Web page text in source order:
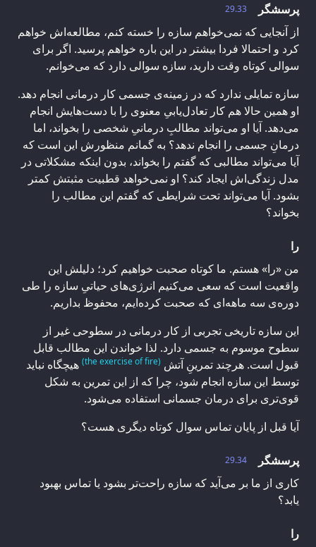
29.33
پرسشگر
از آنجایی که نمی‌خواهم سازه را خسته کنم، مطالعه‌اش خواهم
کرد و احتمالا فردا بیشتر در این باره خواهم پرسید. اگر برای
سوالی کوتاه وقت دارید، سازه سوالی دارد که می‌خوانم.
سازه تمایلی ندارد که در زمینه‌ی جسمی کار درمانی انجام دهد.
او همین حالا هم کار تعادل‌یابیِ معنوی را با دست‌هایش انجام
می‌دهد. آیا او می‌تواند مطالبِ درمانیِ شخصی‌ را بخواند، اما
درمانِ جسمی را انجام ندهد؟ به گمانم منظورش این است که
آیا می‌تواند مطالبی که گفتم را بخواند، بدون اینکه مشکلاتی در
مدل زندگی‌اش ایجاد کند؟ او نمی‌خواهد قطبیت مثبتش کمتر
بشود. آیا می‌تواند تحت شرایطی که گفتم این مطالب را
بخواند؟
را
من «را» هستم. ما کوتاه صحبت خواهیم کرد؛ دلیلش این
واقعیت است که سعی می‌کنیم انرژی‌های حیاتیِ سازه را طی
دوره‌ی سه ماهه‌ای که صحبت‌ کرده‌ایم، محفوظ بداریم.
این سازه تاریخی تجربی از کار درمانی در سطوحی غیر از
سطوح موسوم به جسمی دارد. لذا خواندن این مطالب قابل
قبول است. هرچند تمرینِ آتش (the exercise of fire)
هیچگاه نباید
توسط این سازه انجام شود، چرا که از این تمرین به شکل
قوی‌تری برای درمان جسمانی استفاده می‌شود.
آیا قبل از پایان تماس سوال کوتاه دیگری هست؟
29.34
پرسشگر
کاری از ما بر می‌آید که سازه راحت‌تر بشود یا تماس بهبود
یابد؟
را